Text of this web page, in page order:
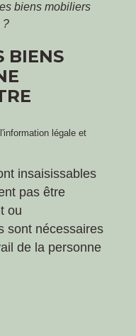
biens mobiliers
?
BIENS
légale et
insaisissables
pas être
ou
sont nécessaires
de la personne